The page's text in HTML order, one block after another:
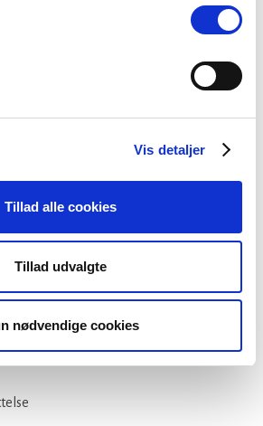
Vis detaljer
Tillad alle cookies
Tillad udvalgte
nødvendige cookies